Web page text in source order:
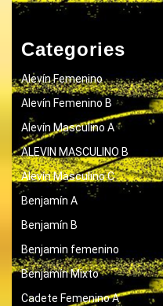
Categories
Alevín Femenino
Alevín Femenino B
Alevín Masculino A
ALEVIN MASCULINO B
Alevín Masculino C
Benjamín A
Benjamín B
Benjamin femenino
Benjamín Mixto
Cadete Femenino A